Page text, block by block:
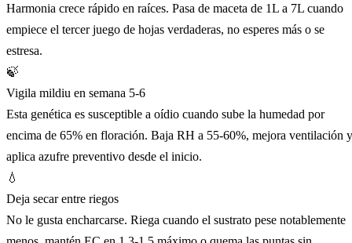
Harmonia crece rápido en raíces. Pasa de maceta de 1L a 7L cuando
empiece el tercer juego de hojas verdaderas, no esperes más o se
estresa.
🍃
Vigila mildiu en semana 5-6
Esta genética es susceptible a oídio cuando sube la humedad por
encima de 65% en floración. Baja RH a 55-60%, mejora ventilación y
aplica azufre preventivo desde el inicio.
💧
Deja secar entre riegos
No le gusta encharcarse. Riega cuando el sustrato pese notablemente